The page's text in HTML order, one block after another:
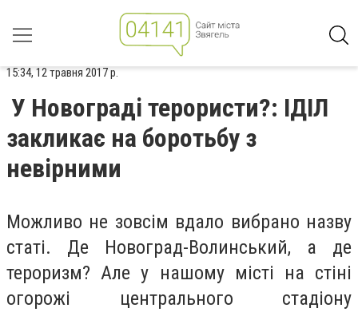
15:34, 12 травня 2017 р.
У Новограді терористи?: ІДІЛ
закликає на боротьбу з
невірними
Можливо не зовсім вдало вибрано назву
статі. Де Новоград-Волинський, а де
тероризм? Але у нашому місті на стіні
огорожі центрального стадіону